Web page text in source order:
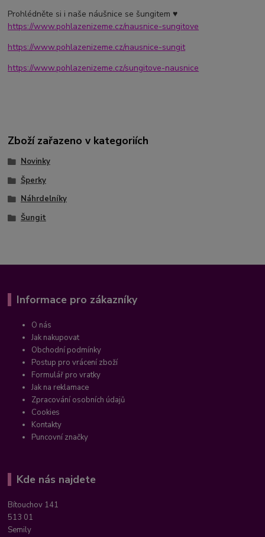
Prohlédněte si i naše náušnice se šungitem ♥
https://www.pohlazenizeme.cz/nausnice-sungitove
https://www.pohlazenizeme.cz/nausnice-sungit
https://www.pohlazenizeme.cz/sungitove-nausnice
Zboží zařazeno v kategoriích
Novinky
Šperky
Náhrdelníky
Šungit
Informace pro zákazníky
O nás
Jak nakupovat
Obchodní podmínky
Postup pro vrácení zboží
Formulář pro vratky
Jak na reklamace
Zpracování osobních údajů
Cookies
Kontakty
Puncovní značky
Kde nás najdete
Bítouchov 141
513 01
Semily